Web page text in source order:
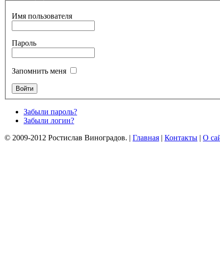
Имя пользователя
Пароль
Запомнить меня
Забыли пароль?
Забыли логин?
© 2009-2012 Ростислав Виноградов. | Главная | Контакты | О